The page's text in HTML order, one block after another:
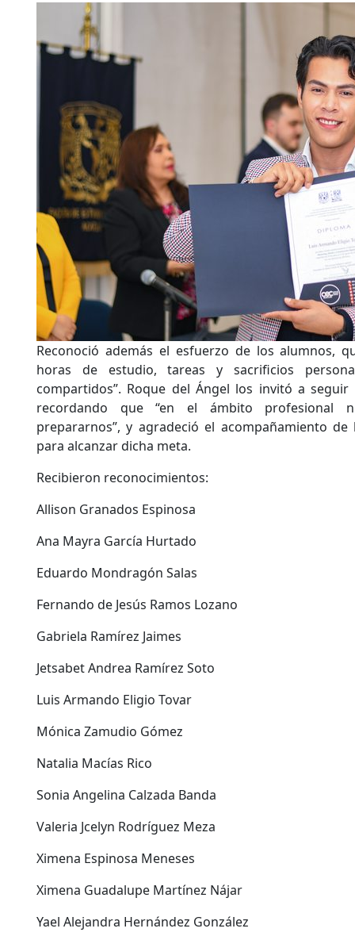
Reconoció además el esfuerzo de los alumnos,
horas de estudio, tareas y sacrificios
compartidos”. Roque del Ángel los invitó a
recordando que “en el ámbito profesional
prepararnos”, y agradeció el acompañamiento
para alcanzar dicha meta.
Recibieron reconocimientos:
Allison Granados Espinosa
Ana Mayra García Hurtado
Eduardo Mondragón Salas
Fernando de Jesús Ramos Lozano
Gabriela Ramírez Jaimes
Jetsabet Andrea Ramírez Soto
Luis Armando Eligio Tovar
Mónica Zamudio Gómez
Natalia Macías Rico
Sonia Angelina Calzada Banda
Valeria Jcelyn Rodríguez Meza
Ximena Espinosa Meneses
Ximena Guadalupe Martínez Nájar
Yael Alejandra Hernández González